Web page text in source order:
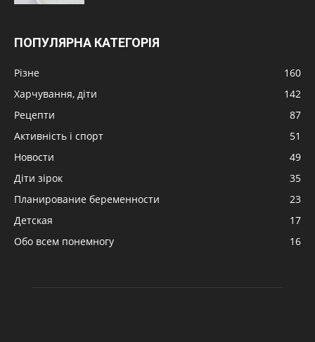
ПОПУЛЯРНА КАТЕГОРІЯ
Різне
160
Харчування, діти
142
Рецепти
87
Активність і спорт
51
Новости
49
Діти зірок
35
Планирование беременности
23
Детская
17
Обо всем понемногу
16